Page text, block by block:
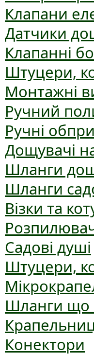
Клапани
Датчики
Клапанні
Штуцери,
Монтажні
Ручний
Ручні
Дощувачі
Шланги
Шланги
Візки та
Садові душі
Штуцери,
Шланги що
Конектори